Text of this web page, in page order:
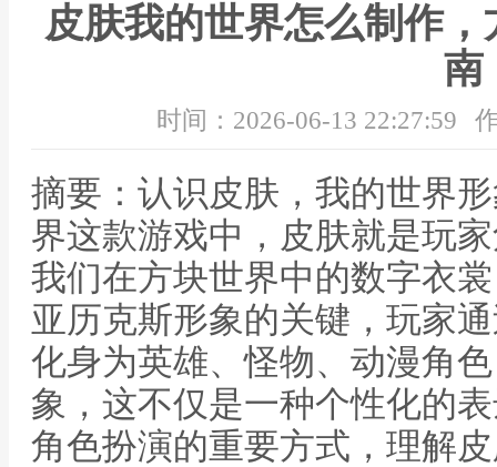
皮肤我的世界怎么制作
南
时间：2026-06-13 22:27:59
摘要：认识皮肤，我的世界
界这款游戏中，皮肤就是玩
我们在方块世界中的数字衣
亚历克斯形象的关键，玩家
化身为英雄、怪物、动漫角
象，这不仅是一种个性化的
角色扮演的重要方式，理解